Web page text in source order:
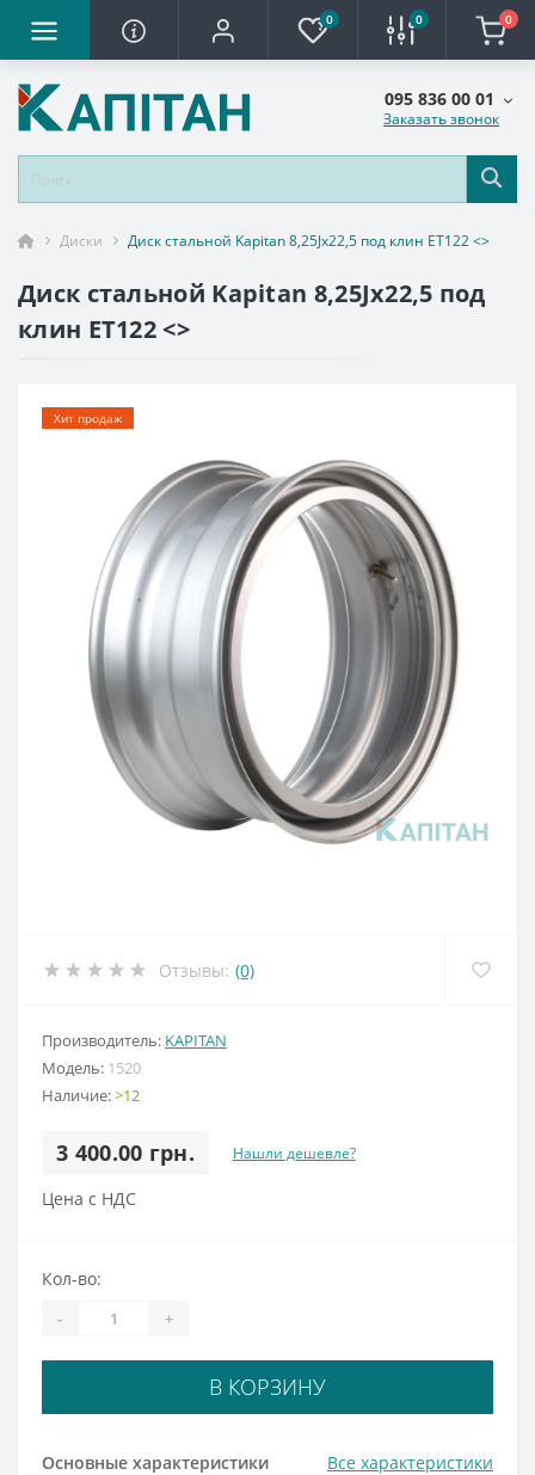
0 0 0
095 836 00 01
Заказать звонок
Диски Диск стальной Kapitan 8,25Jx22,5 под клин ET122 <>
Диск стальной Kapitan 8,25Jx22,5 под
клин ET122 <>
Хит продаж
Отзывы: (0)
Производитель: KAPITAN
Модель: 1520
Наличие:>12
3 400.00 грн. Нашли дешевле?
Цена с НДС
Основные характеристики Все характеристики
Кол-во:
- +
В КОРЗИНУ